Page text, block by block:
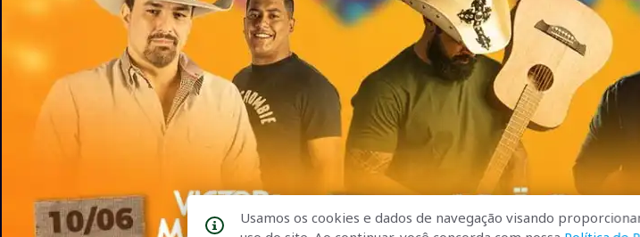
Usamos os cookies e dados de navegação visando